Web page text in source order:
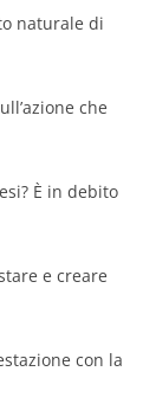
naturale di
che
È in debito
e creare
con la